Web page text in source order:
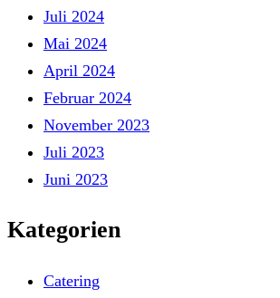
Juli 2024
Mai 2024
April 2024
Februar 2024
November 2023
Juli 2023
Juni 2023
Kategorien
Catering